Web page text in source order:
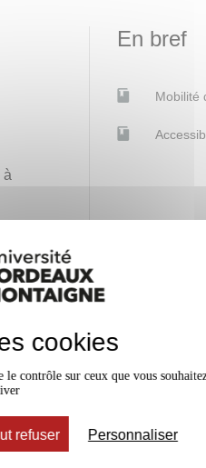
à
En bref
Mobilité
cookies
le contrôle sur ceux que vous
refuser Personnaliser